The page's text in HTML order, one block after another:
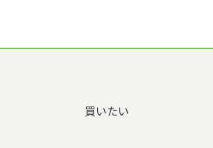
買いたい